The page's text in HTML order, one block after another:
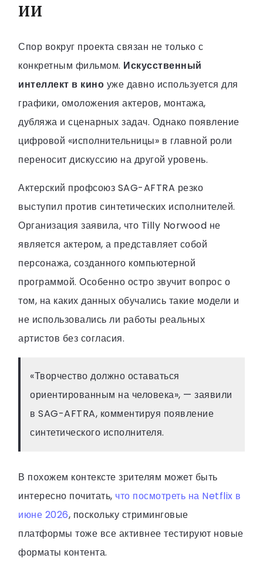
ИИ
Спор вокруг проекта связан не только с
конкретным фильмом. Искусственный
интеллект в кино уже давно используется для
графики, омоложения актеров, монтажа,
дубляжа и сценарных задач. Однако появление
цифровой «исполнительницы» в главной роли
переносит дискуссию на другой уровень.
Актерский профсоюз SAG-AFTRA резко
выступил против синтетических исполнителей.
Организация заявила, что Tilly Norwood не
является актером, а представляет собой
персонажа, созданного компьютерной
программой. Особенно остро звучит вопрос о
том, на каких данных обучались такие модели и
не использовались ли работы реальных
артистов без согласия.
«Творчество должно оставаться
ориентированным на человека», — заявили
в SAG-AFTRA, комментируя появление
синтетического исполнителя.
В похожем контексте зрителям может быть
интересно почитать, что посмотреть на Netflix в
июне 2026, поскольку стриминговые
платформы тоже все активнее тестируют новые
форматы контента.